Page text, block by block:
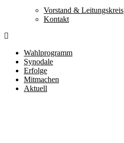
Vorstand & Leitungskreis
Kontakt
Wahlprogramm
Synodale
Erfolge
Mitmachen
Aktuell